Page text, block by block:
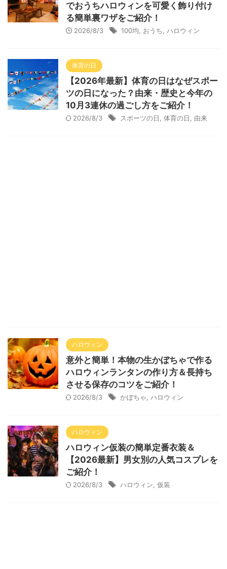
でおうちハロウィンを可愛く飾り付け
る簡単裏ワザをご紹介！
2026/8/3 100均 おうち ハロウィン
体育の日
【2026年最新】体育の日はなぜスポー
ツの日になった？由来・歴史と今年の
10月3連休の過ごし方をご紹介！
2026/8/3 スポーツの日 体育の日 由来
ハロウィン
意外と簡単！本物の生かぼちゃで作る
ハロウィンランタンの作り方＆長持ち
させる保存のコツをご紹介！
2026/8/3 かぼちゃ ハロウィン
ハロウィン
ハロウィン仮装の簡単定番衣装＆
【2026最新】男女別の人気コスプレを
ご紹介！
2026/8/3 ハロウィン 仮装